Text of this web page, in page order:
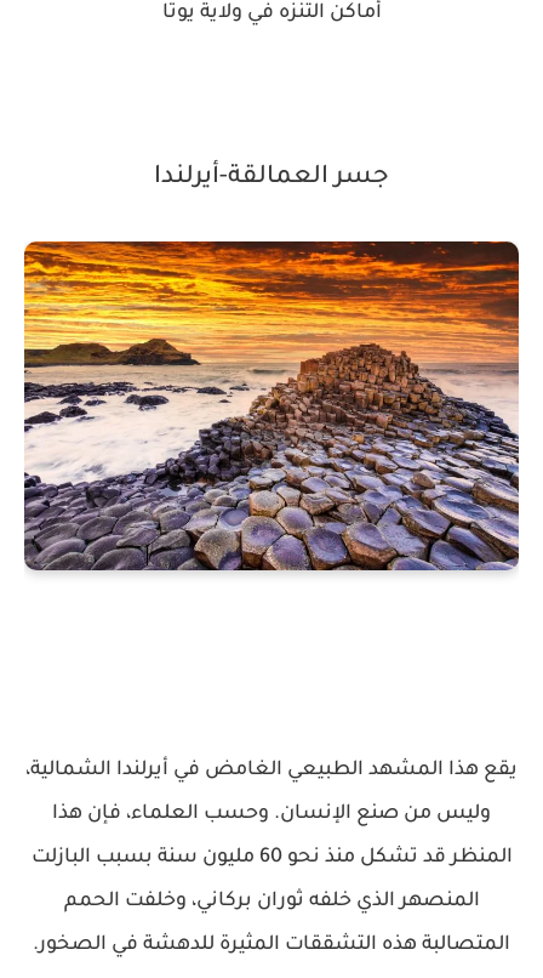
أماكن التنزه في ولاية يوتا
جسر العمالقة-أيرلندا
يقع هذا المشهد الطبيعي الغامض في أيرلندا الشمالية،
وليس من صنع الإنسان. وحسب العلماء، فإن هذا
المنظر قد تشكل منذ نحو 60 مليون سنة بسبب البازلت
المنصهر الذي خلفه ثوران بركاني، وخلفت الحمم
المتصالبة هذه التشققات المثيرة للدهشة في الصخور.